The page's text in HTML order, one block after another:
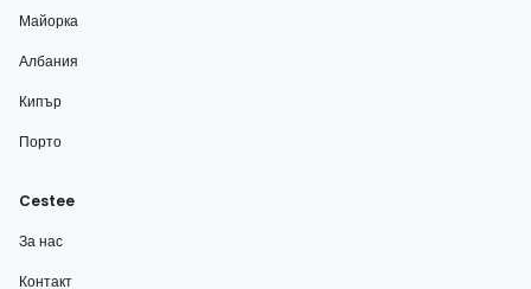
Майорка
Албания
Кипър
Порто
Cestee
За нас
Контакт